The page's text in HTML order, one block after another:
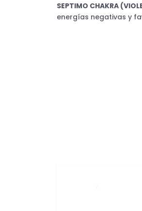
SEPTIMO CHAKRA
energías negativas y